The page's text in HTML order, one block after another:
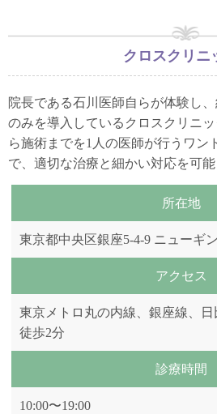
クロスクリニ
院長である石川医師自らが体験し
のみを導入しているクロスクリニ
ら施術までを1人の医師が行うワン
で、適切な治療と細かい対応を可能
所在地
東京都中央区銀座5-4-9 ニューギ
アクセス
東京メトロ丸の内線、銀座線、日
徒歩2分
診療時間
10:00〜19:00